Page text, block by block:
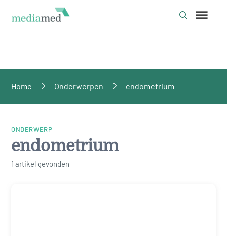
Home Onderwerpen endometrium
ONDERWERP
endometrium
1 artikel gevonden